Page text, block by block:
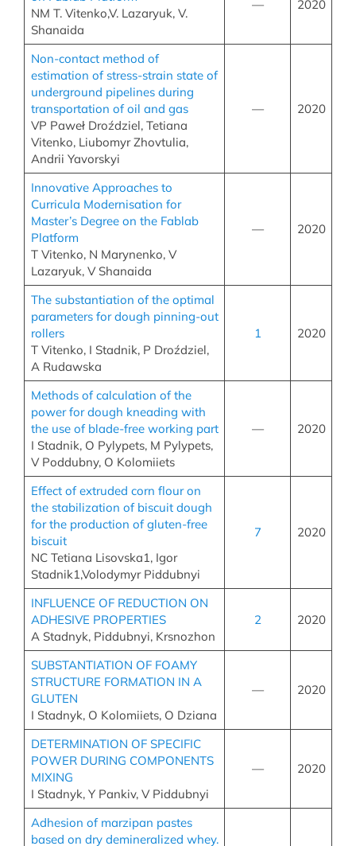
NM T. Vitenko,V. Lazaryuk, V.
Shanaida
— 2020
Non-contact method of
estimation of stress-strain state of
underground pipelines during
transportation of oil and gas
VP Paweł Droździel, Tetiana
Vitenko, Liubomyr Zhovtulia,
Andrii Yavorskyi
— 2020
Innovative Approaches to
Curricula Modernisation for
Master’s Degree on the Fablab
Platform
T Vitenko, N Marynenko, V
Lazaryuk, V Shanaida
— 2020
The substantiation of the optimal
parameters for dough pinning-out
rollers
T Vitenko, I Stadnik, P Droździel,
A Rudawska
1 2020
Methods of calculation of the
power for dough kneading with
the use of blade-free working part
I Stadnik, O Pylypets, M Pylypets,
V Poddubny, O Kolomiiets
— 2020
Effect of extruded corn flour on
the stabilization of biscuit dough
for the production of gluten-free
biscuit
NC Tetiana Lisovska1, Igor
Stadnik1,Volodymyr Piddubnyi
7 2020
INFLUENCE OF REDUCTION ON
ADHESIVE PROPERTIES
A Stadnyk, Piddubnyi, Krsnozhon
2 2020
SUBSTANTIATION OF FOAMY
STRUCTURE FORMATION IN A
GLUTEN
I Stadnyk, O Kolomiiets, O Dziana
— 2020
DETERMINATION OF SPECIFIC
POWER DURING COMPONENTS
MIXING
I Stadnyk, Y Pankiv, V Piddubnyi
— 2020
Adhesion of marzipan pastes
based on dry demineralized whey.